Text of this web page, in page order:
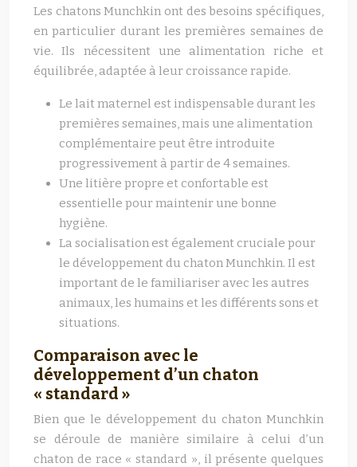
Les chatons Munchkin ont des besoins spécifiques,
en particulier durant les premières semaines de
vie. Ils nécessitent une alimentation riche et
équilibrée, adaptée à leur croissance rapide.
Le lait maternel est indispensable durant les
premières semaines, mais une alimentation
complémentaire peut être introduite
progressivement à partir de 4 semaines.
Une litière propre et confortable est
essentielle pour maintenir une bonne
hygiène.
La socialisation est également cruciale pour
le développement du chaton Munchkin. Il est
important de le familiariser avec les autres
animaux, les humains et les différents sons et
situations.
Comparaison avec le
développement d’un chaton
« standard »
Bien que le développement du chaton Munchkin
se déroule de manière similaire à celui d’un
chaton de race « standard », il présente quelques